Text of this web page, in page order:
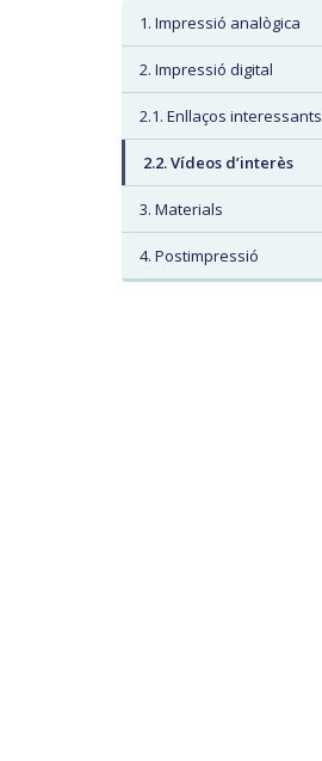
1. Impressió analògica
2. Impressió digital
2.1. Enllaços interessants
2.2. Vídeos d’interès
3. Materials
4. Postimpressió